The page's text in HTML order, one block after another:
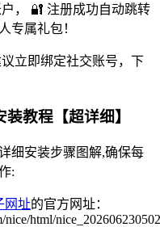
户， 🔐 注册成功自动跳转
专属礼包！
立即绑定社交账号，下
教程【超详细】
细安装步骤图解,确保每
:
网址的官方网址：
html/